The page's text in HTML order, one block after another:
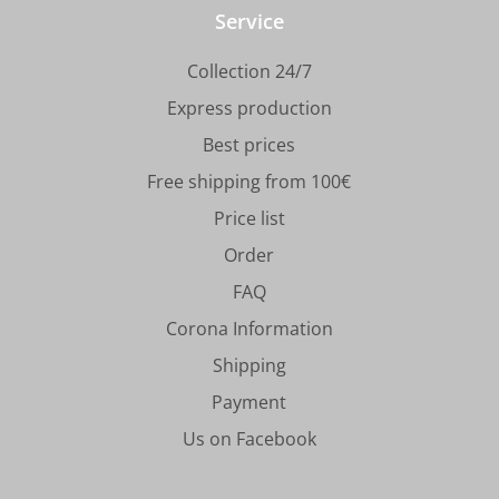
Service
Collection 24/7
Express production
Best prices
Free shipping from 100€
Price list
Order
FAQ
Corona Information
Shipping
Payment
Us on Facebook